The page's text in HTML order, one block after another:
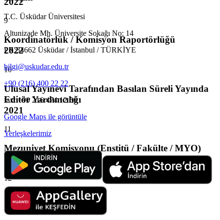
9
Koordinatörlük / Komisyon Raportörlüğü
2022
10
Ulusal Yayınevi Tarafından Basılan Süreli Yayında
Editör Yardımcılığı
2021
11
Mezuniyet Komisyonu (Enstitü / Fakülte / MYO)
2021
12
Etkinlik Komisyonu
2021
T.C. Üsküdar Üniversitesi
Altunizade Mh. Üniversite Sokağı No: 14
PK:34662 Üsküdar / İstanbul / TÜRKİYE
bilgi@uskudar.edu.tr
+90 (216) 400 22 22
fax: +90 216 474 12 56
Google Maps ile görüntüle
Yerleşkelerimiz